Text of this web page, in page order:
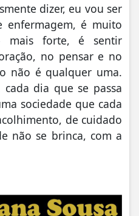
dizer, eu vou ser
enfermagem, é muito
mais forte, é sentir
no pensar e no
não é qualquer uma.
dia que se passa
sociedade que cada
de cuidado
não se brinca, com a